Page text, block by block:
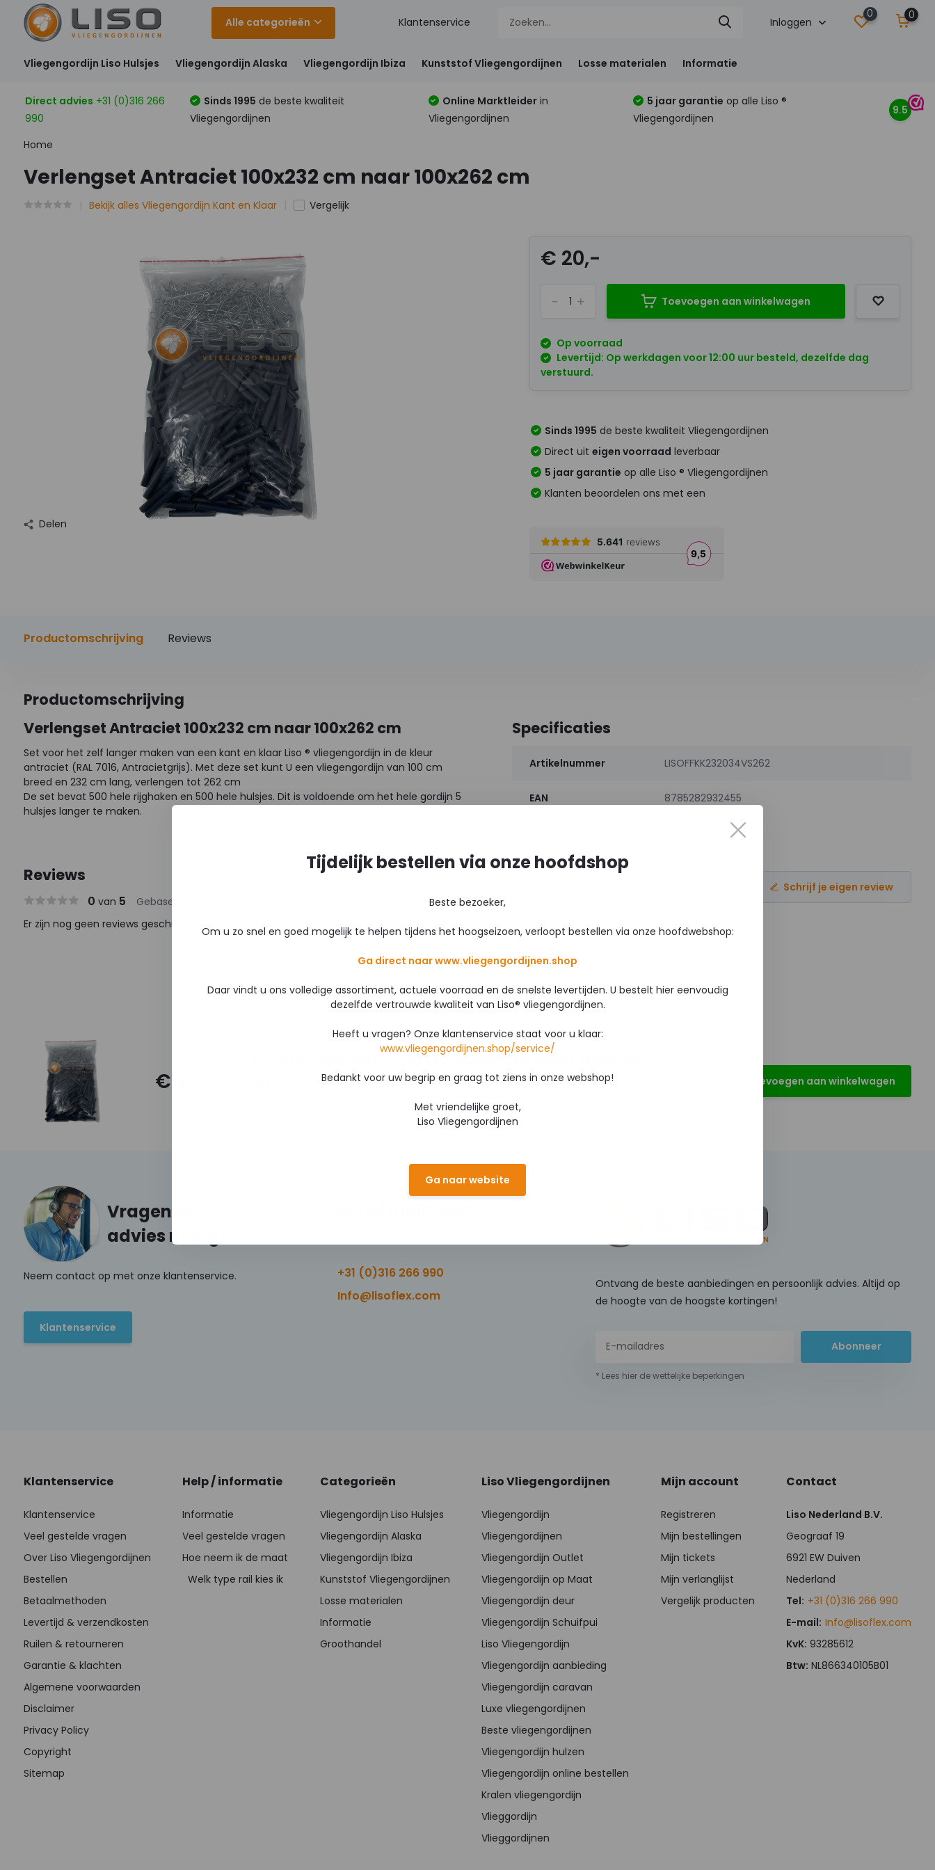
Alle categorieën Klantenservice Inloggen
0 0
Vliegengordijn Liso Hulsjes Vliegengordijn Alaska Vliegengordijn Ibiza Kunststof Vliegengordijnen Losse materialen Informatie
Direct advies +31 (0)316 266
990
Sinds 1995 de beste kwaliteit
Vliegengordijnen
Online Marktleiderin
Vliegengordijnen
5 jaar garantie op alle Liso ®
Vliegengordijnen
9.5
Home
Verlengset Antraciet 100x232 cm naar 100x262 cm
Bekijk alles Vliegengordijn Kant en Klaar Vergelijk
Delen
€ 20,-
+
- Toevoegen aan winkelwagen
Op voorraad
Levertijd: Op werkdagen voor 12:00 uur besteld, dezelfde dag
verstuurd.
Sinds 1995 de beste kwaliteit Vliegengordijnen
Direct uiteigen voorraad leverbaar
5 jaar garantie op alle Liso ® Vliegengordijnen
Klanten beoordelen ons met een
Productomschrijving Reviews
Productomschrijving
Verlengset Antraciet 100x232 cm naar 100x262 cm
Set voor het zelf langer maken van een kant en klaar Liso ® vliegengordijn in de kleur
antraciet (RAL 7016, Antracietgrijs). Met deze set kunt U een vliegengordijn van 100 cm
breed en 232 cm lang, verlengen tot 262 cm
De set bevat 500 hele rijghaken en 500 hele hulsjes. Dit is voldoende om het hele gordijn 5
hulsjes langer te maken.
Specificaties
Artikelnummer LISOFFKK232034VS262
EAN 8785282932455
Reviews
0 van 5 Gebaseerd op 0 reviews
Schrijf je eigen review
Er zijn nog geen reviews geschreven over dit product..
€ 20,-
Verlengset Antraciet 100x232 cm naar 100x262
Op voorraad: Op werkdagen voor 12:00 uur besteld, dezelfde dag verstuurd.
Toevoegen aan winkelwagen
Vragen of
advies nodig?
Neem contact op met onze klantenservice.
Klantenservice
+31 (0)316 266 990
Info@lisoflex.com
Ontvang de beste aanbiedingen en persoonlijk advies. Altijd op
de hoogte van de hoogste kortingen!
Abonneer
* Lees hier de wettelijke beperkingen
Klantenservice
Klantenservice
Veel gestelde vragen
Over Liso Vliegengordijnen
Bestellen
Betaalmethoden
Levertijd & verzendkosten
Ruilen & retourneren
Garantie & klachten
Algemene voorwaarden
Disclaimer
Privacy Policy
Copyright
Sitemap
Help / informatie
Informatie
Veel gestelde vragen
Hoe neem ik de maat
Welk type rail kies ik
Categorieën
Vliegengordijn Liso Hulsjes
Vliegengordijn Alaska
Vliegengordijn Ibiza
Kunststof Vliegengordijnen
Losse materialen
Informatie
Groothandel
Liso Vliegengordijnen
Vliegengordijn
Vliegengordijnen
Vliegengordijn Outlet
Vliegengordijn op Maat
Vliegengordijn deur
Vliegengordijn Schuifpui
Liso Vliegengordijn
Vliegengordijn aanbieding
Vliegengordijn caravan
Luxe vliegengordijnen
Beste vliegengordijnen
Vliegengordijn hulzen
Vliegengordijn online bestellen
Kralen vliegengordijn
Vlieggordijn
Vlieggordijnen
Mijn account
Registreren
Mijn bestellingen
Mijn tickets
Mijn verlanglijst
Vergelijk producten
Contact
Liso Nederland B.V.
Geograaf 19
6921 EW Duiven
Nederland
Tel: +31 (0)316 266 990
E-mail: Info@lisoflex.com
KvK: 93285612
Btw: NL866340105B01
Tijdelijk bestellen via onze hoofdshop
Beste bezoeker,
Om u zo snel en goed mogelijk te helpen tijdens het hoogseizoen, verloopt bestellen via onze hoofdwebshop:
Ga direct naar www.vliegengordijnen.shop
Daar vindt u ons volledige assortiment, actuele voorraad en de snelste levertijden. U bestelt hier eenvoudig
dezelfde vertrouwde kwaliteit van Liso® vliegengordijnen.
Heeft u vragen? Onze klantenservice staat voor u klaar:
www.vliegengordijnen.shop/service/
Bedankt voor uw begrip en graag tot ziens in onze webshop!
Met vriendelijke groet,
Liso Vliegengordijnen
Ga naar website